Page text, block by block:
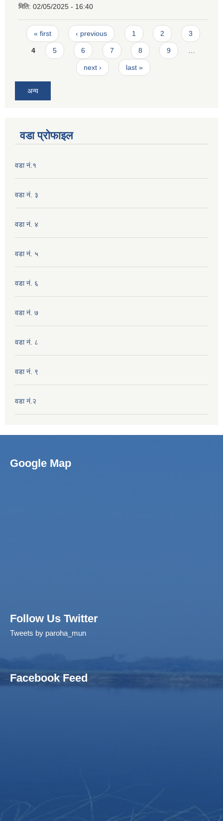
मिति: 02/05/2025 - 16:40
Pages
« first ‹ previous 1 2 3
4 5 6 7 8 9
next › last »
अन्य
वडा प्रोफाइल
वडा नं.१
वडा नं. ३
वडा नं. ४
वडा नं. ५
वडा नं. ६
वडा नं. ७
वडा नं. ८
वडा नं. ९
वडा नं.२
Google Map
Follow Us Twitter
Tweets by paroha_mun
Facebook Feed